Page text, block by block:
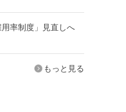
率制度」見直しへ
もっと見る